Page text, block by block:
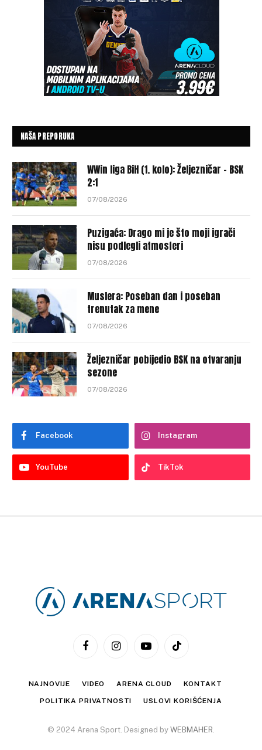
NAŠA PREPORUKA
WWin liga BiH (1. kolo): Željezničar – BSK
2:1
07/08/2026
Puzigaća: Drago mi je što moji igrači
nisu podlegli atmosferi
07/08/2026
Muslera: Poseban dan i poseban
trenutak za mene
07/08/2026
Željezničar pobijedio BSK na otvaranju
sezone
07/08/2026
Facebook Instagram
YouTube TikTok
FacebookInstagramYouTubeTikTok
NAJNOVIJE VIDEO ARENA CLOUD KONTAKT
POLITIKA PRIVATNOSTI USLOVI KORIŠĆENJA
© 2024 Arena Sport. Designed by WEBMAHER